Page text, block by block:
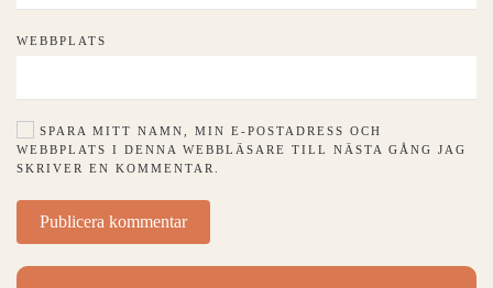
WEBBPLATS
SPARA MITT NAMN, MIN E-POSTADRESS OCH
WEBBPLATS I DENNA WEBBLÄSARE TILL NÄSTA GÅNG JAG
SKRIVER EN KOMMENTAR.
Publicera kommentar